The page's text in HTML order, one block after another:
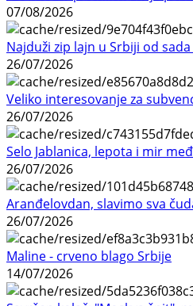
07/08/2026
Najduži zip lajn u Srbiji od
26/07/2026
Veliko interesovanje za
26/07/2026
Selo Jablanica, lepota i mir
26/07/2026
Aranđelovdan, slavimo sva
26/07/2026
Maline - crveno blago Srbije
14/07/2026